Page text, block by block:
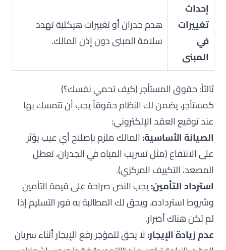
إحداث
تغييرات
في
المبنى
هدم جدران أو تغييرات هيكلية تهدد
سلامة المبنى دون إذن المالك.
ثالثاً: حقوق المستأجر (كيف تحمي نفسك؟)
كمستأجر، يضمن لك النظام حقوقاً يجب أن تتمسك بها
عند توقيع العقد الإلكتروني:
الصيانة الأساسية: المالك ملزم بإصلاح أي عيب يؤثر
على الانتفاع (مثل تسريب المياه في الجدران، تعطل
المصعد، التكييف المركزي).
استرداد التأمين:يجب النص صراحة على قيمة التأمين
وشروط استرداده، ويحق لك المطالبة به فور التسليم إذا
لم تكن هناك أضرار.
عدم زيادة الإيجار:لا يحق للمؤجر رفع الإيجار أثناء سريان